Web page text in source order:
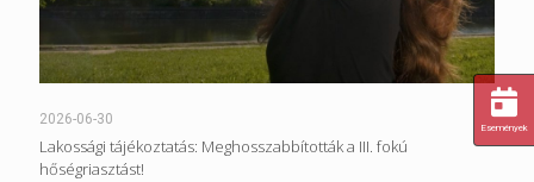
2026-06-30
Lakossági tájékoztatás: Meghosszabbították a III. fokú
hőségriasztást!
Események